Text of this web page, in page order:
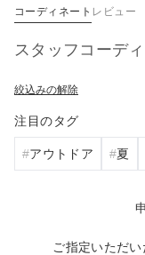
コーディネート レビュー
スタッフコーデ
絞込みの解除
注目のタグ
アウトドア 夏
ご指定いただい